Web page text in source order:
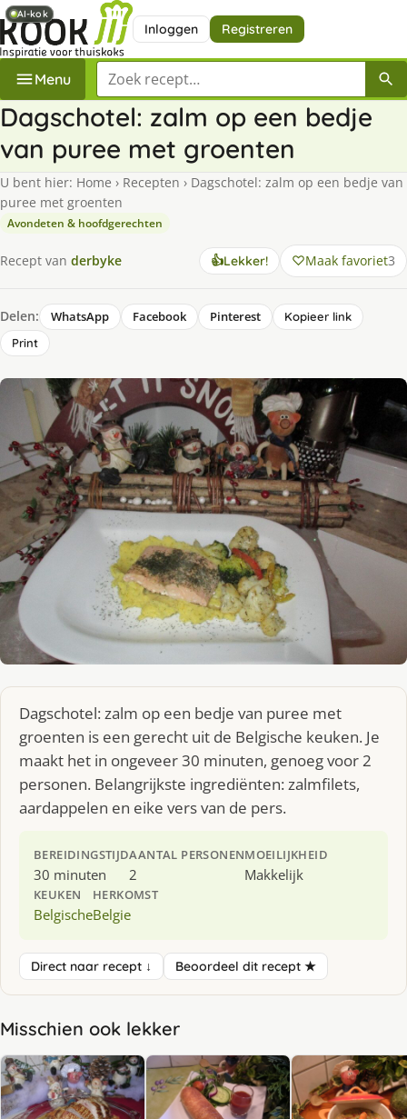
Inloggen Registreren
Menu Zoek een recept
Dagschotel: zalm op een bedje
van puree met groenten
U bent hier: Home › Recepten › Dagschotel: zalm op een bedje van
puree met groenten
Avondeten & hoofdgerechten
Recept van derbyke 👍Lekker! Maak favoriet3
Delen: WhatsApp Facebook Pinterest
Kopieer link
Print
Dagschotel: zalm op een bedje van puree met
groenten is een gerecht uit de Belgische keuken. Je
maakt het in ongeveer 30 minuten, genoeg voor 2
personen. Belangrijkste ingrediënten: zalmfilets,
aardappelen en eike vers van de pers.
BEREIDINGSTIJD
30 minuten
AANTAL PERSONEN
2
MOEILIJKHEID
Makkelijk
KEUKEN
Belgische
HERKOMST
Belgie
Direct naar recept ↓ Beoordeel dit recept ★
Misschien ook lekker
AI-kok
AI-kok